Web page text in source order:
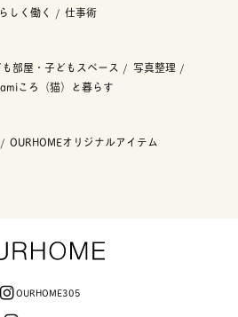
しく働く 仕事術
部屋・子どもスペース
写真整理
ころ（猫）と暮らす
OURHOMEオリジナルアイテム
OURHOME305